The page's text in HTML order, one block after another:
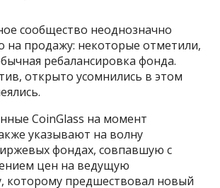
сообщество неоднозначно
на продажу: некоторые отметили,
ребалансировка фонда.
открыто усомнились в этом
CoinGlass на момент
указывают на волну
фондах, совпавшую с
цен на ведущую
которому предшествовал новый